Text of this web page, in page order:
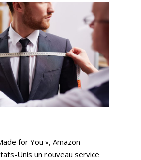
for You », Amazon
Unis un nouveau service